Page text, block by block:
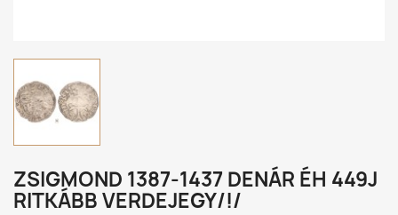
ZSIGMOND 1387-1437 DENÁR ÉH 449J
RITKÁBB VERDEJEGY/!/